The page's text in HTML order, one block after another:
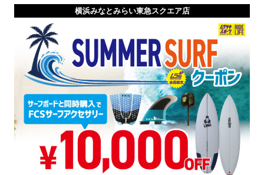
横浜みなとみらい東急スクエア店